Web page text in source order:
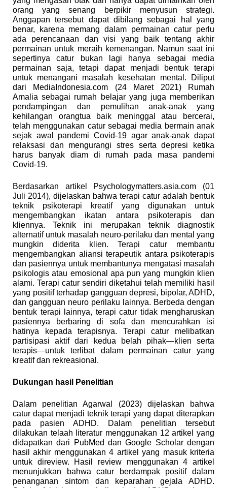
orang yang senang berpikir menyusun strategi.
Anggapan tersebut dapat dibilang sebagai hal yang
benar, karena memang dalam permainan catur perlu
ada perencanaan dan visi yang baik tentang akhir
permainan untuk meraih kemenangan. Namun saat ini
sepertinya catur bukan lagi hanya sebagai media
permainan saja, tetapi dapat menjadi bentuk terapi
untuk menangani masalah kesehatan mental. Diliput
dari MediaIndonesia.com (24 Maret 2021) Rumah
Amalia sebagai rumah belajar yang juga memberikan
pendampingan dan pemulihan anak-anak yang
kehilangan orangtua baik meninggal atau bercerai,
telah menggunakan catur sebagai media bermain anak
sejak awal pandemi Covid-19 agar anak-anak dapat
relaksasi dan mengurangi stres serta depresi ketika
harus banyak diam di rumah pada masa pandemi
Covid-19.
Berdasarkan artikel Psychologymatters.asia.com (01
Juli 2014), dijelaskan bahwa terapi catur adalah bentuk
teknik psikoterapi kreatif yang digunakan untuk
mengembangkan ikatan antara psikoterapis dan
kliennya. Teknik ini merupakan teknik diagnostik
alternatif untuk masalah neuro-perilaku dan mental yang
mungkin diderita klien. Terapi catur membantu
mengembangkan aliansi terapeutik antara psikoterapis
dan pasiennya untuk membantunya mengatasi masalah
psikologis atau emosional apa pun yang mungkin klien
alami. Terapi catur sendiri diketahui telah memiliki hasil
yang positif terhadap gangguan depresi, bipolar, ADHD,
dan gangguan neuro perilaku lainnya. Berbeda dengan
bentuk terapi lainnya, terapi catur tidak mengharuskan
pasiennya berbaring di sofa dan mencurahkan isi
hatinya kepada terapisnya. Terapi catur melibatkan
partisipasi aktif dari kedua belah pihak―klien serta
terapis―untuk terlibat dalam permainan catur yang
kreatif dan rekreasional.
Dukungan hasil Penelitian
Dalam penelitian Agarwal (2023) dijelaskan bahwa
catur dapat menjadi teknik terapi yang dapat diterapkan
pada pasien ADHD. Dalam penelitian tersebut
dilakukan telaah literatur menggunakan 12 artikel yang
didapatkan dari PubMed dan Google Scholar dengan
hasil akhir menggunakan 4 artikel yang masuk kriteria
untuk direview. Hasil review menggunakan 4 artikel
menunjukkan bahwa catur berdampak positif dalam
penanganan sintom dan keparahan gejala ADHD.